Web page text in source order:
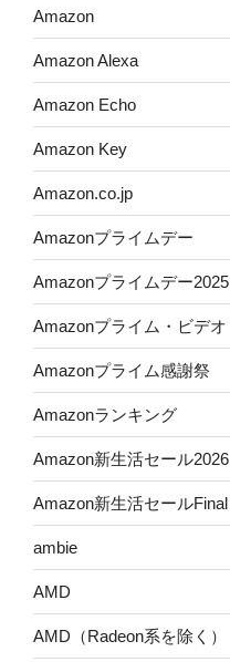
Amazon
Amazon Alexa
Amazon Echo
Amazon Key
Amazon.co.jp
Amazonプライムデー
Amazonプライムデー2025
Amazonプライム・ビデオ
Amazonプライム感謝祭
Amazonランキング
Amazon新生活セール2026
Amazon新生活セールFinal
ambie
AMD
AMD（Radeon系を除く）